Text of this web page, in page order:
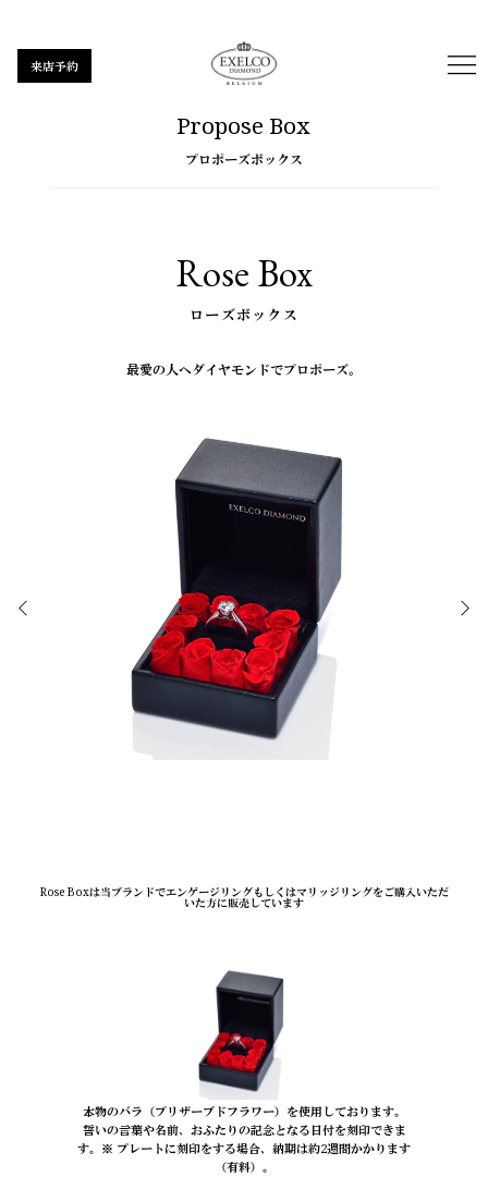
Propose Box
プロポーズボックス
Rose Box
ローズボックス
最愛の人へダイヤモンドでプロポーズ。
Rose Boxは当ブランドでエンゲージリングもしくはマリッジリングをご購入いただ
いた方に販売しています
本物のバラ（プリザーブドフラワー）を使用しております。
誓いの言葉や名前、おふたりの記念となる日付を刻印できま
す。※ プレートに刻印をする場合、納期は約2週間かかります
（有料）。
来店予約